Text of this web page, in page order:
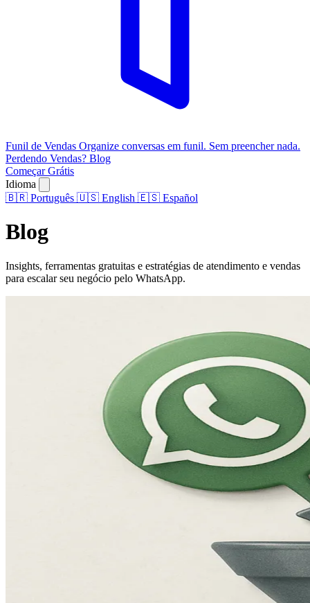
Funil de Vendas Organize conversas em funil. Sem preencher nada.
Perdendo Vendas? Blog
Começar Grátis
Idioma
🇧🇷 Português 🇺🇸 English 🇪🇸 Español
Blog
Insights, ferramentas gratuitas e estratégias de atendimento e vendas
para escalar seu negócio pelo WhatsApp.